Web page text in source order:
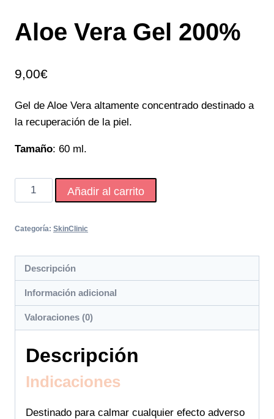
Aloe Vera Gel 200%
9,00€
Gel de Aloe Vera altamente concentrado destinado a
la recuperación de la piel.
Tamaño: 60 ml.
Aloe
Vera
200%
Añadir al carrito
Categoría: SkinClinic
Descripción
Información adicional
Valoraciones (0)
Descripción
Indicaciones
Destinado para calmar cualquier efecto adverso